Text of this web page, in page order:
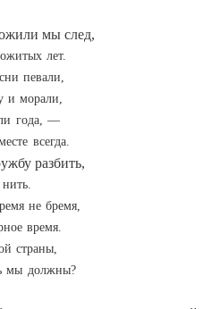
мы след,
лет.
певали,
и морали,
года, —
всегда.
разбить,
не бремя,
время.
страны,
мы должны?